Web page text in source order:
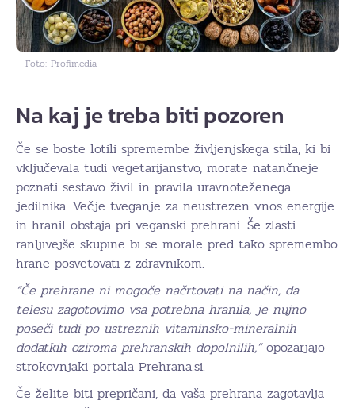
Foto: Profimedia
Na kaj je treba biti pozoren
Če se boste lotili spremembe življenjskega stila, ki bi
vključevala tudi vegetarijanstvo, morate natančneje
poznati sestavo živil in pravila uravnoteženega
jedilnika. Večje tveganje za neustrezen vnos energije
in hranil obstaja pri veganski prehrani. Še zlasti
ranljivejše skupine bi se morale pred tako spremembo
hrane posvetovati z zdravnikom.
“Če prehrane ni mogoče načrtovati na način, da
telesu zagotovimo vsa potrebna hranila, je nujno
poseči tudi po ustreznih vitaminsko-mineralnih
dodatkih oziroma prehranskih dopolnilih,”opozarjajo
strokovnjaki portala Prehrana.si.
Če želite biti prepričani, da vaša prehrana zagotavlja